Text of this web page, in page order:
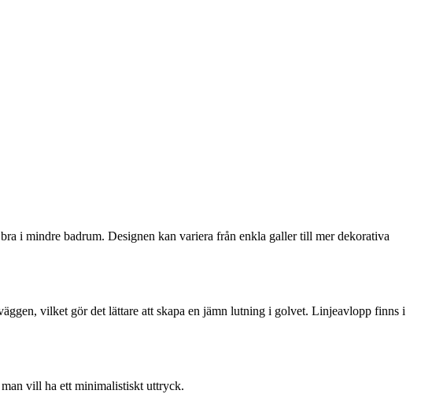
i mindre badrum. Designen kan variera från enkla galler till mer dekorativa
vilket gör det lättare att skapa en jämn lutning i golvet. Linjeavlopp finns i
vill ha ett minimalistiskt uttryck.